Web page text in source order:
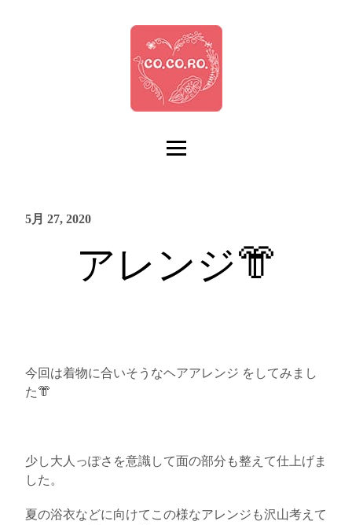
5月 27, 2020
アレンジ👘
今回は着物に合いそうなヘアアレンジ をしてみまし
た👘
少し大人っぽさを意識して面の部分も整えて仕上げま
した。
夏の浴衣などに向けてこの様なアレンジも沢山考えて